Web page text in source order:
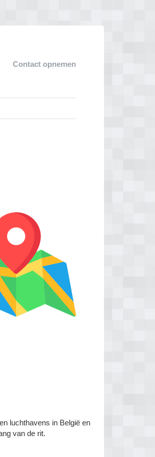
Contact opnemen
luchthavens in België en
van de rit.